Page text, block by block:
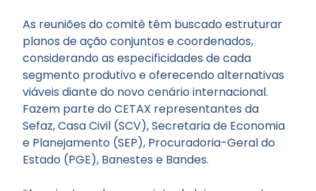
As reuniões do comitê têm buscado estruturar
planos de ação conjuntos e coordenados,
considerando as especificidades de cada
segmento produtivo e oferecendo alternativas
viáveis diante do novo cenário internacional.
Fazem parte do CETAX representantes da
Sefaz, Casa Civil (SCV), Secretaria de Economia
e Planejamento (SEP), Procuradoria-Geral do
Estado (PGE), Banestes e Bandes.